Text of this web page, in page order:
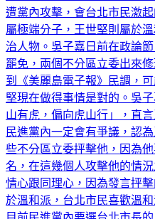
遭黨內攻擊，會台北市民激
屬極端分子，王世堅則屬於
治人物。吳子嘉日前在政論
罷免，兩個不分區立委出來
到《美麗島電子報》民調，
堅現在做得事情是對的。吳
山有虎，偏向虎山行」，直
民進黨內一定會有爭議，認
些不分區立委抨擊他，因為
名，在這幾個人攻擊他的情
情心跟同理心，因為發言抨
於溫和派，台北市民喜歡溫